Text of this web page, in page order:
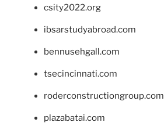
csity2022.org
ibsarstudyabroad.com
bennusehgall.com
tsecincinnati.com
roderconstructiongroup.com
plazabatai.com